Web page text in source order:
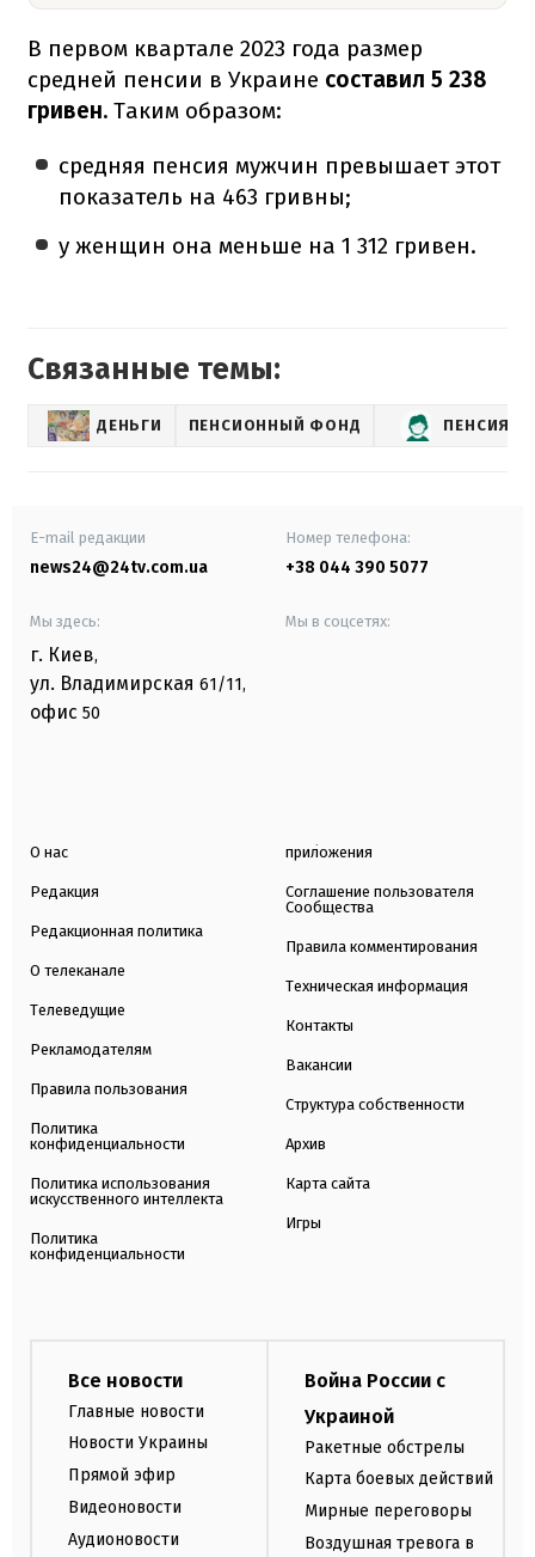
В первом квартале 2023 года размер
средней пенсии в Украине составил 5 238
гривен. Таким образом:
средняя пенсия мужчин превышает этот
показатель на 463 гривны;
у женщин она меньше на 1 312 гривен.
Связанные темы:
ДЕНЬГИ ПЕНСИОННЫЙ ФОНД ПЕНСИЯ
E-mail редакции
news24@24tv.com.ua
Номер телефона:
+38 044 390 5077
Мы здесь:
г. Киев,
ул. Владимирская 61/11,
офис 50
Мы в соцсетях:
О нас
Редакция
Редакционная политика
О телеканале
Телеведущие
Рекламодателям
Правила пользования
Политика
конфиденциальности
Политика использования
искусственного интеллекта
Политика
конфиденциальности
приложения
Соглашение пользователя
Сообщества
Правила комментирования
Техническая информация
Контакты
Вакансии
Структура собственности
Архив
Карта сайта
Игры
Все новости
Главные новости
Новости Украины
Прямой эфир
Видеоновости
Аудионовости
Война России с
Украиной
Ракетные обстрелы
Карта боевых действий
Мирные переговоры
Воздушная тревога в